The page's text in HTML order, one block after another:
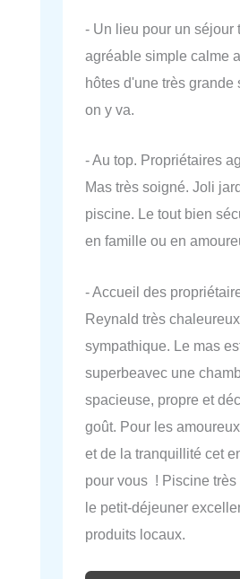
- Un lieu pour un séjour
agréable simple calme
hôtes d'une très grande
on y va.
- Au top. Propriétaires
Mas très soigné. Joli
piscine. Le tout bien
en famille ou en
- Accueil des
Reynald très
sympathique. Le mas
superbeavec une
spacieuse, propre et
goût. Pour les
et de la tranquillité cet
pour vous ! Piscine très
le petit-déjeuner
produits locaux.